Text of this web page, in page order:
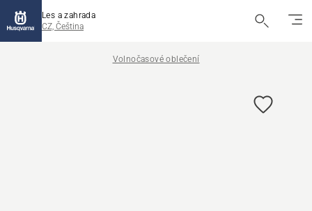
Les a zahrada
CZ, Čeština
Volnočasové oblečení